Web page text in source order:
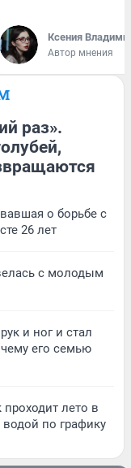
Ксения
Автор мнения
раз».
о борьбе с
26 лет
с молодым
и ног и стал
его семью
лето в
по графику